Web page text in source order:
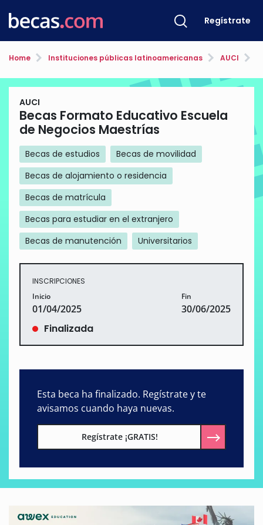
Regístrate
Home Instituciones públicas latinoamericanas AUCI
AUCI
Becas Formato Educativo Escuela
de Negocios Maestrías
Becas de estudios
Becas de movilidad
Becas de alojamiento o residencia
Becas de matrícula
Becas para estudiar en el extranjero
Becas de manutención
Universitarios
INSCRIPCIONES
Inicio
01/04/2025
Fin
30/06/2025
Finalizada
Esta beca ha finalizado. Regístrate y te
avisamos cuando haya nuevas.
Regístrate ¡GRATIS!